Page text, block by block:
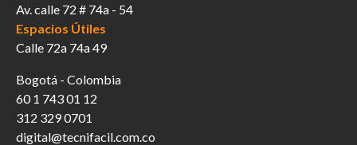
Av. calle 72 # 74a - 54
Espacios Útiles
Calle 72a 74a 49
Bogotá - Colombia
60 1 743 01 12
312 329 0701
digital@tecnifacil.com.co